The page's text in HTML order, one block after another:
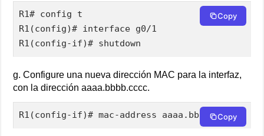
R1# config t
R1(config)# interface g0/1
R1(config-if)# shutdown
Copy
g. Configure una nueva dirección MAC para la interfaz,
con la dirección aaaa.bbbb.cccc.
R1(config-if)# mac-address aaaa.bbbb.cccc
Copy